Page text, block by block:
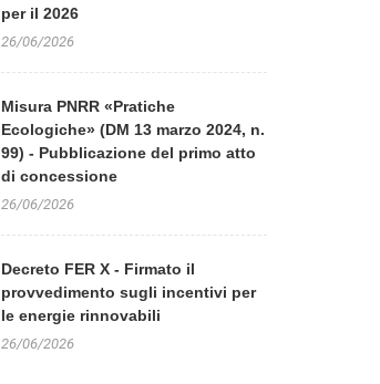
per il 2026
26/06/2026
Misura PNRR «Pratiche
Ecologiche» (DM 13 marzo 2024, n.
99) - Pubblicazione del primo atto
di concessione
26/06/2026
Decreto FER X - Firmato il
provvedimento sugli incentivi per
le energie rinnovabili
26/06/2026